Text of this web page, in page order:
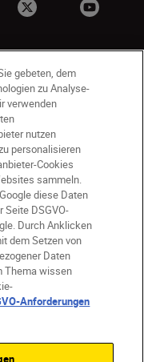
Stores
gebeten, dem
zu Analyse-
verwenden
nutzen
personalisieren
Cookies
sammeln.
diese Daten
Seite DSGVO-
Durch Anklicken
dem Setzen von
Daten
Thema wissen
Anforderungen